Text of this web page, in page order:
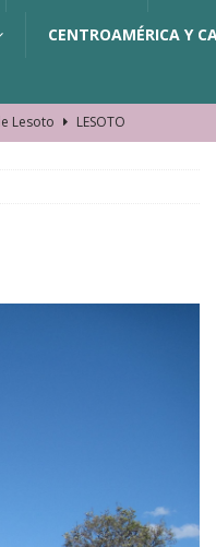
CENTROAMÉRICA Y
Lesoto
LESOTO
nosotros?
de la playa
JAMAICA